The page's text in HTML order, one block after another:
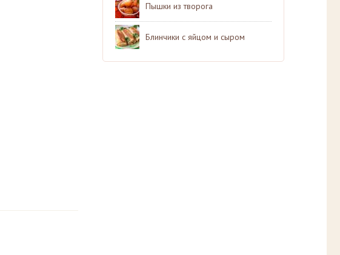
Пышки из творога
Блинчики с яйцом и сыром